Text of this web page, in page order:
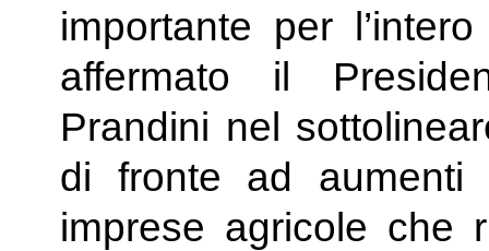
importante per
affermato il
Prandini nel
di fronte ad
imprese agricole che